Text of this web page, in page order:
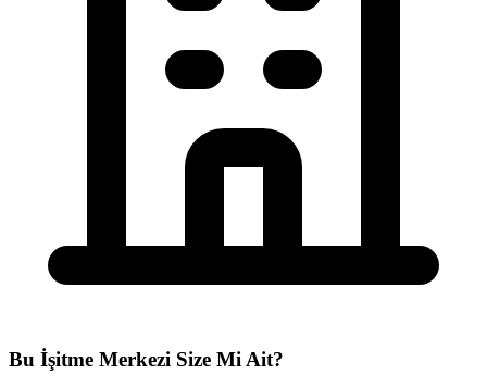
Bu İşitme Merkezi Size Mi Ait?